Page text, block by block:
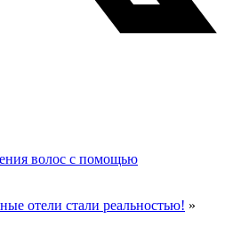
волос с помощью
отели стали реальностью! »